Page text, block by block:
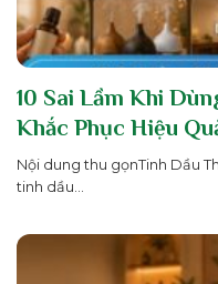
10 Sai Lầm Khi
Khắc Phục Hiệu
Nội dung thu gọnTinh Dầu
tinh dầu...